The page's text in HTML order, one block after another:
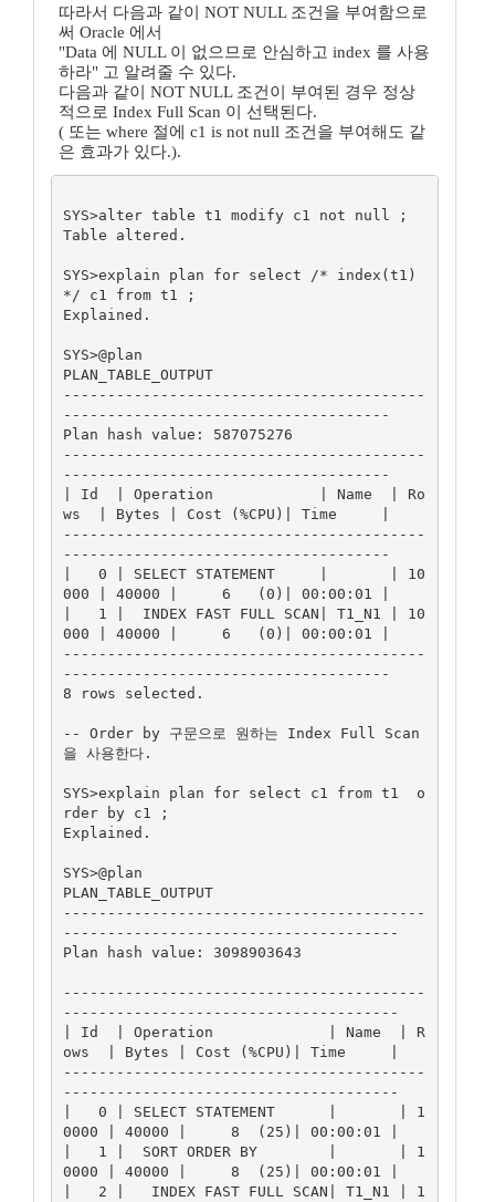
따라서 다음과 같이 NOT NULL 조건을 부여함으로
써 Oracle 에서
"Data 에 NULL 이 없으므로 안심하고 index 를 사용
하라" 고 알려줄 수 있다.
다음과 같이 NOT NULL 조건이 부여된 경우 정상
적으로 Index Full Scan 이 선택된다.
( 또는 where 절에 c1 is not null 조건을 부여해도 같
은 효과가 있다.).
SYS>alter table t1 modify c1 not null ;
Table altered.
SYS>explain plan for select /* index(t1)
*/ c1 from t1 ;
Explained.
SYS>@plan
PLAN_TABLE_OUTPUT
-----------------------------------------
-------------------------------------
Plan hash value: 587075276
-----------------------------------------
-------------------------------------
| Id  | Operation            | Name  | Ro
ws  | Bytes | Cost (%CPU)| Time     |
-----------------------------------------
-------------------------------------
|   0 | SELECT STATEMENT     |       | 10
000 | 40000 |     6   (0)| 00:00:01 |
|   1 |  INDEX FAST FULL SCAN| T1_N1 | 10
000 | 40000 |     6   (0)| 00:00:01 |
-----------------------------------------
-------------------------------------
8 rows selected.
-- Order by 구문으로 원하는 Index Full Scan
을 사용한다.
SYS>explain plan for select c1 from t1  o
rder by c1 ;
Explained.
SYS>@plan
PLAN_TABLE_OUTPUT
-----------------------------------------
--------------------------------------
Plan hash value: 3098903643
-----------------------------------------
--------------------------------------
| Id  | Operation             | Name  | R
ows  | Bytes | Cost (%CPU)| Time     |
-----------------------------------------
--------------------------------------
|   0 | SELECT STATEMENT      |       | 1
0000 | 40000 |     8  (25)| 00:00:01 |
|   1 |  SORT ORDER BY        |       | 1
0000 | 40000 |     8  (25)| 00:00:01 |
|   2 |   INDEX FAST FULL SCAN| T1_N1 | 1